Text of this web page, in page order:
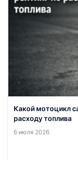
Какой мотоцикл
расходу топлива
6 июля 2026